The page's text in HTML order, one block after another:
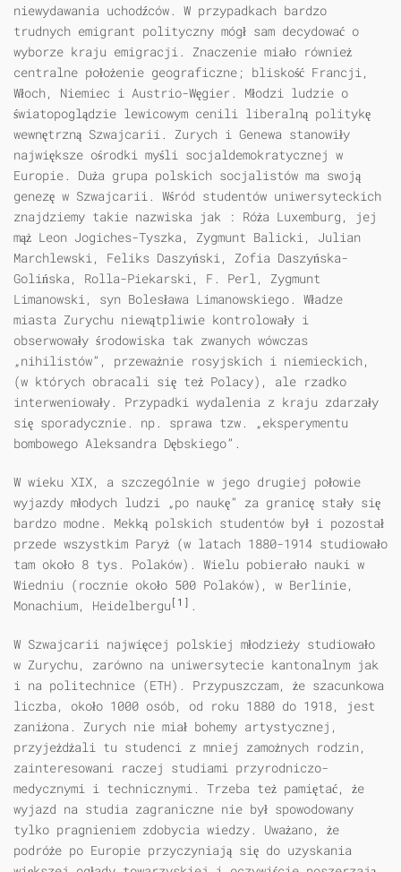
niewydawania uchodźców. W przypadkach bardzo
trudnych emigrant polityczny mógł sam decydować o
wyborze kraju emigracji. Znaczenie miało również
centralne położenie geograficzne; bliskość Francji,
Włoch, Niemiec i Austrio-Węgier. Młodzi ludzie o
światopoglądzie lewicowym cenili liberalną politykę
wewnętrzną Szwajcarii. Zurych i Genewa stanowiły
największe ośrodki myśli socjaldemokratycznej w
Europie. Duża grupa polskich socjalistów ma swoją
genezę w Szwajcarii. Wśród studentów uniwersyteckich
znajdziemy takie nazwiska jak : Róża Luxemburg, jej
mąż Leon Jogiches-Tyszka, Zygmunt Balicki, Julian
Marchlewski, Feliks Daszyński, Zofia Daszyńska-
Golińska, Rolla-Piekarski, F. Perl, Zygmunt
Limanowski, syn Bolesława Limanowskiego. Władze
miasta Zurychu niewątpliwie kontrolowały i
obserwowały środowiska tak zwanych wówczas
„nihilistów”, przeważnie rosyjskich i niemieckich,
(w których obracali się też Polacy), ale rzadko
interweniowały. Przypadki wydalenia z kraju zdarzały
się sporadycznie. np. sprawa tzw. „eksperymentu
bombowego Aleksandra Dębskiego”.
W wieku XIX, a szczególnie w jego drugiej połowie
wyjazdy młodych ludzi „po naukę” za granicę stały się
bardzo modne. Mekką polskich studentów był i pozostał
przede wszystkim Paryż (w latach 1880-1914 studiowało
tam około 8 tys. Polaków). Wielu pobierało nauki w
Wiedniu (rocznie około 500 Polaków), w Berlinie,
Monachium, Heidelbergu [1] .
W Szwajcarii najwięcej polskiej młodzieży studiowało
w Zurychu, zarówno na uniwersytecie kantonalnym jak
i na politechnice (ETH). Przypuszczam, że szacunkowa
liczba, około 1000 osób, od roku 1880 do 1918, jest
zaniżona. Zurych nie miał bohemy artystycznej,
przyjeżdżali tu studenci z mniej zamożnych rodzin,
zainteresowani raczej studiami przyrodniczo-
medycznymi i technicznymi. Trzeba też pamiętać, że
wyjazd na studia zagraniczne nie był spowodowany
tylko pragnieniem zdobycia wiedzy. Uważano, że
podróże po Europie przyczyniają się do uzyskania